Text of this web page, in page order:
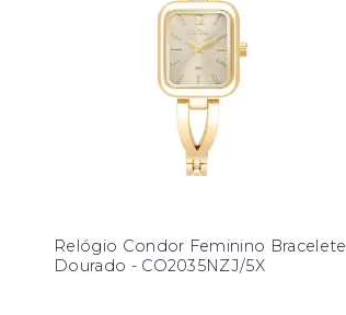
Relógio Condor Feminino Bracelete
Dourado - CO2035NZJ/5X